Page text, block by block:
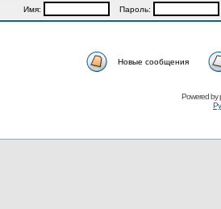
Имя: Пароль:
Новые сообщения
Powered by